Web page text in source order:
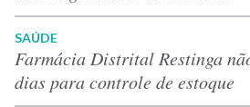
SAÚDE
Farmácia Distrital Restinga
dias para controle de estoque